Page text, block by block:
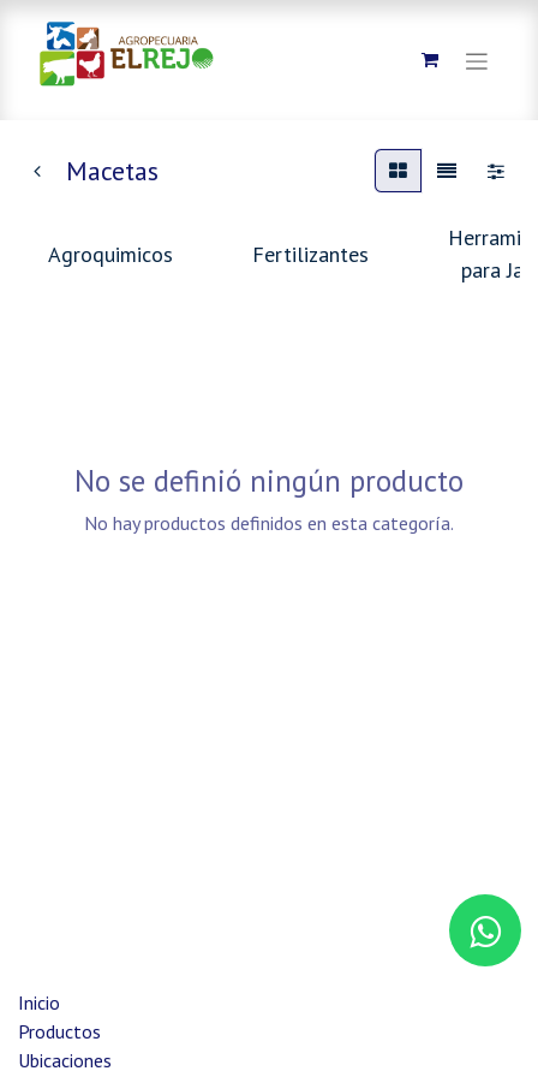
Macetas
Agroquimicos Fertilizantes
para
No se definió ningún producto
No hay productos definidos en esta categoría.
Inicio
Productos
Ubicaciones